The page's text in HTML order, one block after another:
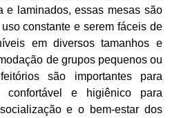
e laminados, essas mesas são
constante e serem fáceis de
em diversos tamanhos e
de grupos pequenos ou
são importantes para
confortável e higiênico para
e o bem-estar dos